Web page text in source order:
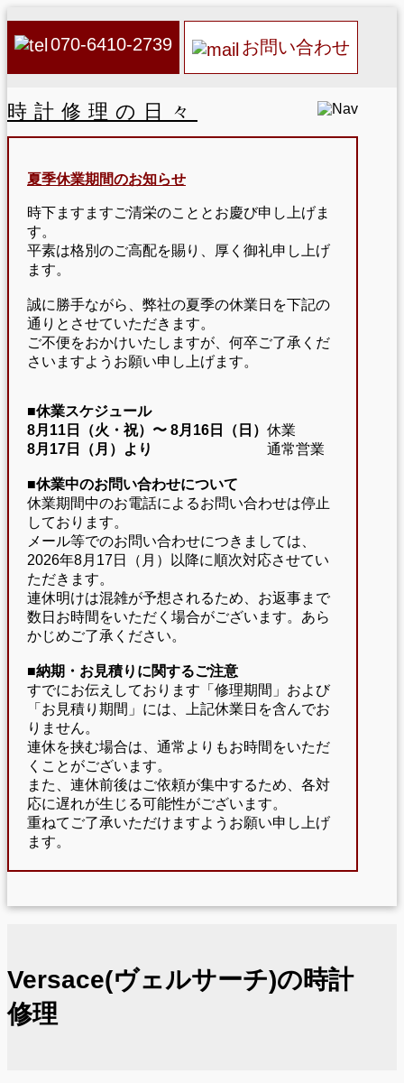
070-6410-2739 お問い合わせ
時計修理の日々
夏季休業期間のお知らせ
時下ますますご清栄のこととお慶び申し上げま
す。
平素は格別のご高配を賜り、厚く御礼申し上げ
ます。
誠に勝手ながら、弊社の夏季の休業日を下記の
通りとさせていただきます。
ご不便をおかけいたしますが、何卒ご了承くだ
さいますようお願い申し上げます。
■休業スケジュール
8月11日（火・祝）〜 8月16日（日） 休業
8月17日（月）より
通常営業
■休業中のお問い合わせについて
休業期間中のお電話によるお問い合わせは停止
しております。
メール等でのお問い合わせにつきましては、
2026年8月17日（月）以降に順次対応させてい
ただきます。
連休明けは混雑が予想されるため、お返事まで
数日お時間をいただく場合がございます。あら
かじめご了承ください。
■納期・お見積りに関するご注意
すでにお伝えしております「修理期間」および
「お見積り期間」には、上記休業日を含んでお
りません。
連休を挟む場合は、通常よりもお時間をいただ
くことがございます。
また、連休前後はご依頼が集中するため、各対
応に遅れが生じる可能性がございます。
重ねてご了承いただけますようお願い申し上げ
ます。
Versace(ヴェルサーチ)の時計
修理